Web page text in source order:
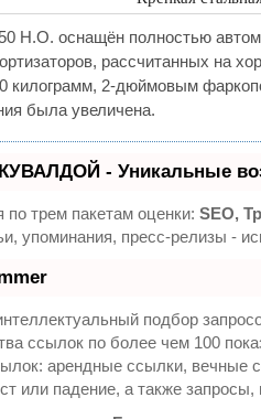
H.O. оснащён полностью
рассчитанных на
килограмм, 2-дюймовым
была увеличена.
- Уникальные
трем пакетам оценки: SEO,
упоминания, пресс-релизы -
подбор
ссылок по более чем 100
арендные ссылки, вечные
или падение, а также